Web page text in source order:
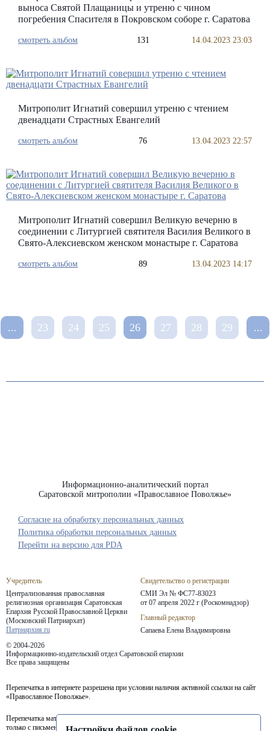
выноса Святой Плащаницы и утреню с чином
погребения Спасителя в Покровском соборе г. Саратова
смотреть альбом 131 14.04.2023 23:03
Митрополит Игнатий совершил утреню с чтением
двенадцати Страстных Евангелий
смотреть альбом 76 13.04.2023 22:57
Митрополит Игнатий совершил Великую вечерню в
соединении с Литургией святителя Василия Великого в
Свято-Алексиевском женском монастыре г. Саратова
смотреть альбом 89 13.04.2023 14:17
... 23 24 25 26 27 28 29 ...
Информационно-аналитический портал
Саратовской митрополии «Православное Поволжье»
Учредитель
Централизованная православная
религиозная организация Саратовская
Епархия Русской Православной Церкви
(Московский Патриархат)
Патриархия.ru
Свидетельство о регистрации
СМИ Эл № ФС77-83023
от 07 апреля 2022 г (Роскомнадзор)
Главный редактор
Сапаева Елена Владимировна
© 2004-2026
Информационно-издательский отдел Саратовской епархии
Все права защищены
Согласие на обработку персональных данных
Политика обработки персональных данных
Перепечатка в интернете разрешена при условии наличия активной ссылки на сайт
«Православное Поволжье».
Перепечатка материалов портала в печатных изданиях (книгах, прессе) возможна
только с письменного разрешения редакции.
Перейти на версию для PDA